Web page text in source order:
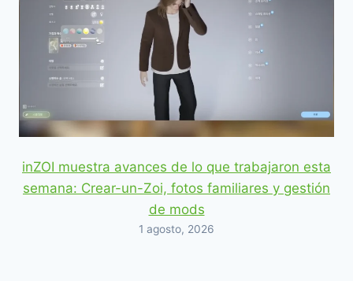
inZOI muestra avances de lo que trabajaron esta
semana: Crear-un-Zoi, fotos familiares y gestión
de mods
1 agosto, 2026